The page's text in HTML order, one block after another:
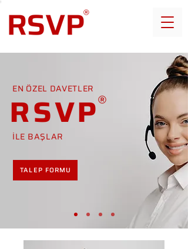
EN ÖZEL DAVETLER
RSVP
İLE BAŞLAR
TALEP FORMU